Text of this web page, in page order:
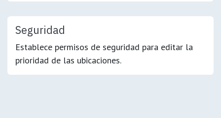
Seguridad
Establece permisos de seguridad para editar la
prioridad de las ubicaciones.